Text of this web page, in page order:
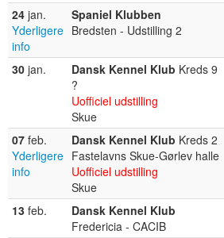
24 jan.
Yderligere
info
Spaniel Klubben
Bredsten - Udstilling 2
30 jan. Dansk Kennel Klub Kreds 9
?
Uofficiel udstilling
Skue
07 feb.
Yderligere
info
Dansk Kennel Klub Kreds 2
Fastelavns Skue-Gørlev halle
Uofficiel udstilling
Skue
13 feb.
Dansk Kennel Klub
Fredericia - CACIB